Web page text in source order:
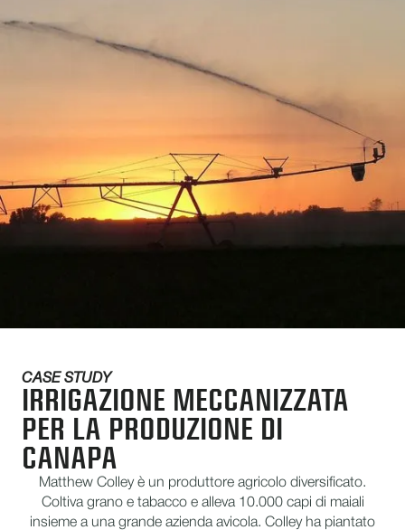
CASE STUDY
IRRIGAZIONE MECCANIZZATA
PER LA PRODUZIONE DI
CANAPA
Matthew Colley è un produttore agricolo diversificato.
Coltiva grano e tabacco e alleva 10.000 capi di maiali
insieme a una grande azienda avicola. Colley ha piantato